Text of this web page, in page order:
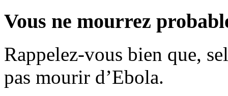
Vous ne mourrez
Rappelez-vous bien que,
pas mourir d’Ebola.